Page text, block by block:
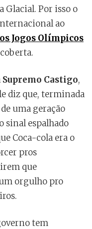
Glacial. Por isso o
ao
Jogos Olímpicos
Supremo Castigo,
diz que, terminada
uma geração
sinal espalhado
Coca-cola era o
pros
que
orgulho pro
tem